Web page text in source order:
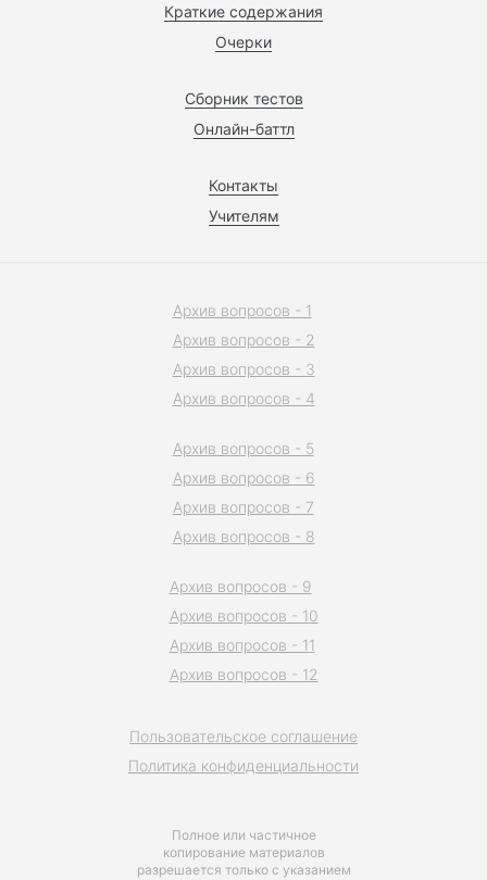
Краткие содержания
Очерки
Сборник тестов
Онлайн-баттл
Контакты
Учителям
Полное или частичное
копирование материалов
разрешается только с указанием
Пользовательское соглашение
Политика конфиденциальности
Архив вопросов - 1
Архив вопросов - 2
Архив вопросов - 3
Архив вопросов - 4
Архив вопросов - 5
Архив вопросов - 6
Архив вопросов - 7
Архив вопросов - 8
Архив вопросов - 9
Архив вопросов - 10
Архив вопросов - 11
Архив вопросов - 12